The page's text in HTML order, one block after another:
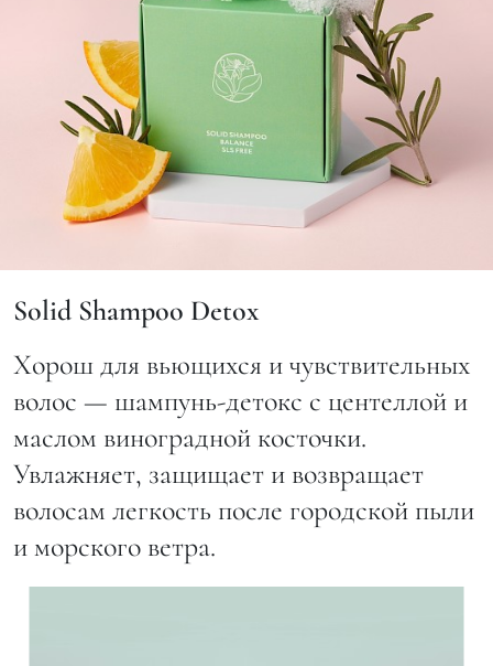
Solid Shampoo Detox
Хорош для вьющихся и чувствительных
волос — шампунь-детокс с центеллой и
маслом виноградной косточки.
Увлажняет, защищает и возвращает
волосам легкость после городской пыли
и морского ветра.